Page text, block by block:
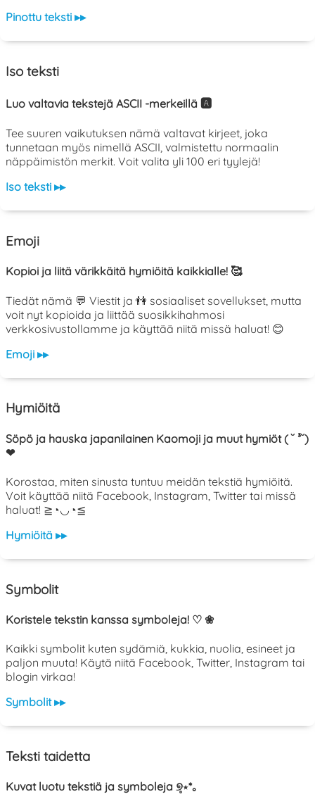
Pinottu teksti ▸▸
Iso teksti
Luo valtavia tekstejä ASCII -merkeillä 🅰️
Tee suuren vaikutuksen nämä valtavat kirjeet, joka
tunnetaan myös nimellä ASCII, valmistettu normaalin
näppäimistön merkit. Voit valita yli 100 eri tyylejä!
Iso teksti ▸▸
Emoji
Kopioi ja liitä värikkäitä hymiöitä kaikkialle! 🥰
Tiedät nämä 💬 Viestit ja 👫 sosiaaliset sovellukset, mutta
voit nyt kopioida ja liittää suosikkihahmosi
verkkosivustollamme ja käyttää niitä missä haluat! 😊
Emoji ▸▸
Hymiöitä
Söpö ja hauska japanilainen Kaomoji ja muut hymiöt ( ˘ ³˘)
❤
Korostaa, miten sinusta tuntuu meidän tekstiä hymiöitä.
Voit käyttää niitä Facebook, Instagram, Twitter tai missä
haluat! ≧◔◡◔≦
Hymiöitä ▸▸
Symbolit
Koristele tekstin kanssa symboleja! ♡ ❀
Kaikki symbolit kuten sydämiä, kukkia, nuolia, esineet ja
paljon muuta! Käytä niitä Facebook, Twitter, Instagram tai
blogin virkaa!
Symbolit ▸▸
Teksti taidetta
Kuvat luotu tekstiä ja symboleja ୭̥⋆*｡